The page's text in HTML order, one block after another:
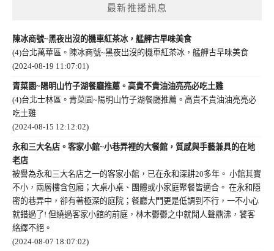
最新推播訊息
陳冰商號~黑夜出沒的機車紅茶冰，艋舺古早味美食
(4)台北萬華區。陳冰商號~黑夜出沒的機車紅茶冰，艋舺古早味美食
(2024-08-19 11:07:01)
青菜園~陽明山竹子湖餐廳推薦。高貴不貴油油亮亮必吃土雞
(4)台北士林區。青菜園~陽明山竹子湖餐廳推薦。高貴不貴油油亮亮必
吃土雞
(2024-08-15 12:12:02)
永和三大名店。客家小館~小巷弄裡的大餐館，質感與手藝兼具的在地
老店
被譽為永和三大名店之一的客家小館，已在永和深耕20多年。 小館其實
不小，兩層樓含包廂；大桌小桌、團體或小家庭聚餐皆適合。 在永和隱
密的巷弄中，卻有著極深的庭院；餐廳大門更是低調到不行，一不小心
就錯過了! 但繞過客家小館的前庭，林木鬱鬱之中就聞人聲鼎沸，饕客
絡繹不絕。
(2024-08-07 18:07:02)